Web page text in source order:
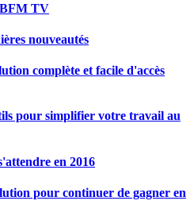
TV
nouveautés
complète et facile d'accès
pour simplifier votre travail au
en 2016
pour continuer de gagner en